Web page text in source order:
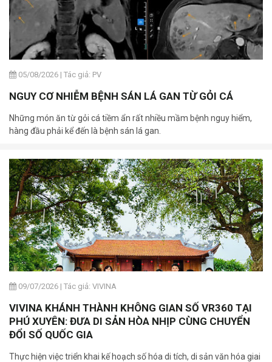
05/08/2026 | Tác giả: PV
NGUY CƠ NHIỄM BỆNH SÁN LÁ GAN TỪ GỎI CÁ
Những món ăn từ gỏi cá tiềm ẩn rất nhiều mầm bệnh nguy hiểm,
hàng đầu phải kể đến là bệnh sán lá gan.
09/07/2026 | Tác giả: VIVINA
VIVINA KHÁNH THÀNH KHÔNG GIAN SỐ VR360 TẠI
PHÚ XUYÊN: ĐƯA DI SẢN HÒA NHỊP CÙNG CHUYỂN
ĐỔI SỐ QUỐC GIA
Thực hiện việc triển khai kế hoạch số hóa di tích, di sản văn hóa giai